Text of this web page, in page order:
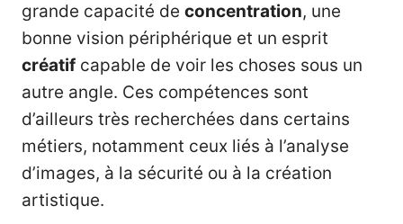
grande capacité de concentration, une
bonne vision périphérique et un esprit
créatif capable de voir les choses sous un
autre angle. Ces compétences sont
d’ailleurs très recherchées dans certains
métiers, notamment ceux liés à l’analyse
d’images, à la sécurité ou à la création
artistique.